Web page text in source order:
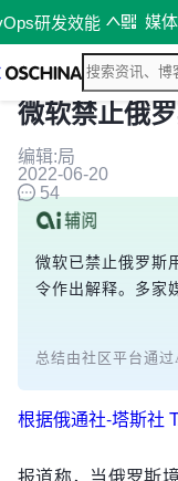
研发效能 媒
微软禁止俄
编辑:局
2022-06-20
54
微软已禁止俄罗斯
令作出解释。多家
总结由社区平台通
根据俄通社-塔斯社